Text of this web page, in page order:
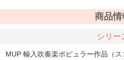
商品情
シリー
MUP 輸入吹奏楽ポピュラー作品（